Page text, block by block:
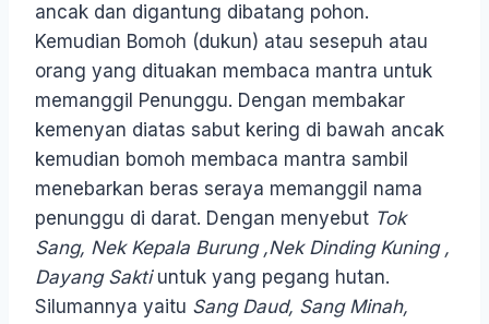
ancak dan digantung dibatang pohon.
Kemudian Bomoh (dukun) atau sesepuh atau
orang yang dituakan membaca mantra untuk
memanggil Penunggu. Dengan membakar
kemenyan diatas sabut kering di bawah ancak
kemudian bomoh membaca mantra sambil
menebarkan beras seraya memanggil nama
penunggu di darat. Dengan menyebut Tok
Sang, Nek Kepala Burung ,Nek Dinding Kuning ,
Dayang Saktiuntuk yang pegang hutan.
Silumannya yaitu Sang Daud, Sang Minah,